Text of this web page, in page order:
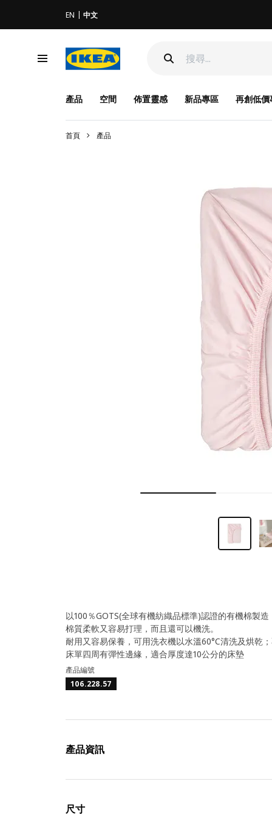
EN 中文
產品 空間 佈置靈感 新品專區 再創低價
首頁 產品
以100％GOTS(全球有機紡織品標準)認證的有機棉製造
棉質柔軟又容易打理，而且還可以機洗。
耐用又容易保養，可用洗衣機以水溫60°C清洗及烘乾
床單四周有彈性邊緣，適合厚度達10公分的床墊
產品編號
106.228.57
產品資訊
尺寸